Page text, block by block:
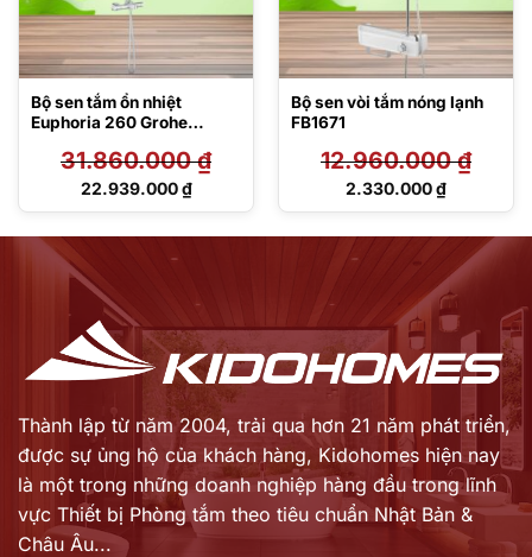
Bộ sen tắm ổn nhiệt
Euphoria 260 Grohe
31.860.000₫
Giá
22.939.000₫
Giá
Bộ sen vòi tắm nóng lạnh
FB1671
12.960.000₫
Giá
12.960.000 ₫.
2.330.000₫
Giá
2.330.000 ₫.
Thành lập từ năm 2004, trải qua hơn 21 năm phát triển,
được sự ủng hộ của khách hàng, Kidohomes hiện nay
là một trong những doanh nghiệp hàng đầu trong lĩnh
vực Thiết bị Phòng tắm theo tiêu chuẩn Nhật Bản &
Châu Âu...